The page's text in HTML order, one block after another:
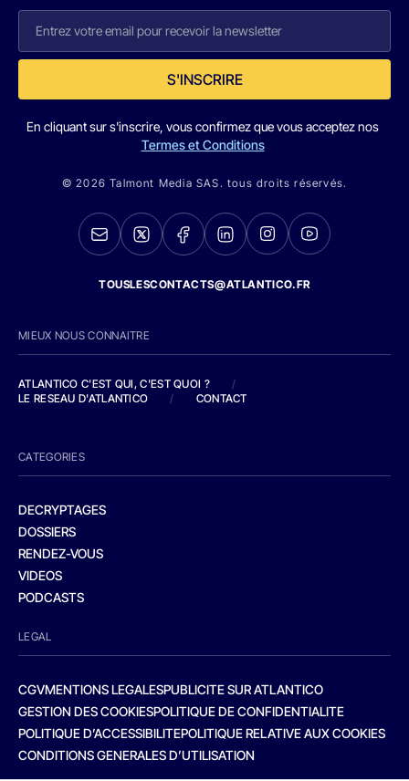
S'INSCRIRE
En cliquant sur s'inscrire, vous confirmez que vous acceptez nos
Termes et Conditions
© 2026 Talmont Media SAS. tous droits réservés.
TOUSLESCONTACTS@ATLANTICO.FR
MIEUX NOUS CONNAITRE
ATLANTICO C'EST QUI, C'EST QUOI ?
/
LE RESEAU D'ATLANTICO
/ CONTACT
CATEGORIES
DECRYPTAGES
DOSSIERS
RENDEZ-VOUS
VIDEOS
PODCASTS
LEGAL
CGVMENTIONS LEGALESPUBLICITE SUR ATLANTICO
GESTION DES COOKIESPOLITIQUE DE CONFIDENTIALITE
POLITIQUE D’ACCESSIBILITEPOLITIQUE RELATIVE AUX COOKIES
CONDITIONS GENERALES D’UTILISATION